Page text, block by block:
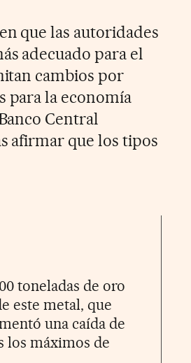
que las autoridades
adecuado para el
cambios por
para la economía
Central
afirmar que los tipos
toneladas de oro
este metal, que
una caída de
los máximos de